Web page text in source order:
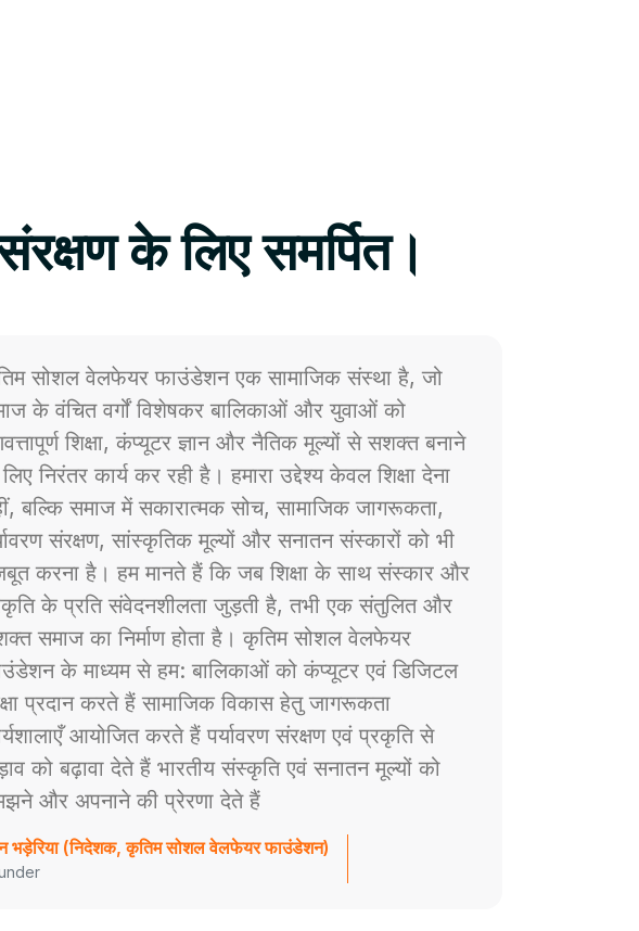
के लिए समर्पित।
सोशल वेलफेयर फाउंडेशन एक सामाजिक संस्था है, जो
के वंचित वर्गों विशेषकर बालिकाओं और युवाओं को
शिक्षा, कंप्यूटर ज्ञान और नैतिक मूल्यों से सशक्त बनाने
निरंतर कार्य कर रही है। हमारा उद्देश्य केवल शिक्षा देना
बल्कि समाज में सकारात्मक सोच, सामाजिक जागरूकता,
संरक्षण, सांस्कृतिक मूल्यों और सनातन संस्कारों को भी
करना है। हम मानते हैं कि जब शिक्षा के साथ संस्कार और
के प्रति संवेदनशीलता जुड़ती है, तभी एक संतुलित और
समाज का निर्माण होता है। कृतिम सोशल वेलफेयर
के माध्यम से हम: बालिकाओं को कंप्यूटर एवं डिजिटल
प्रदान करते हैं सामाजिक विकास हेतु जागरूकता
आयोजित करते हैं पर्यावरण संरक्षण एवं प्रकृति से
को बढ़ावा देते हैं भारतीय संस्कृति एवं सनातन मूल्यों को
और अपनाने की प्रेरणा देते हैं
भड़ेरिया (निदेशक, कृतिम सोशल वेलफेयर फाउंडेशन)